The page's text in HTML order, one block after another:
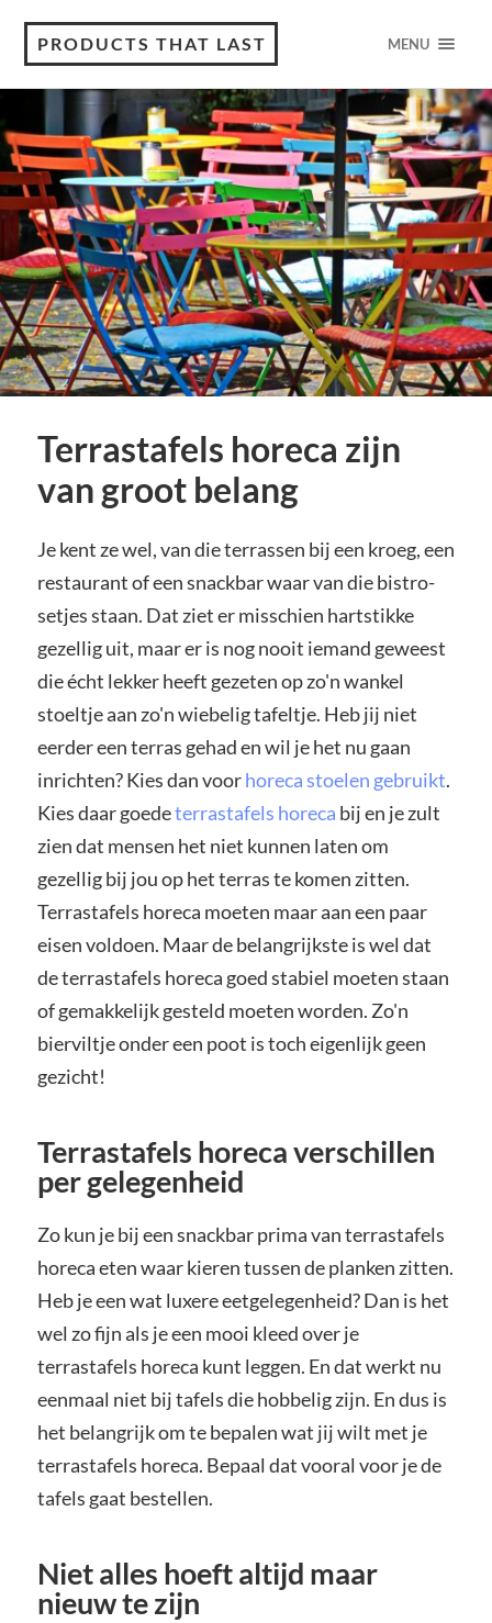
PRODUCTS THAT LAST MENU
Terrastafels horeca zijn
van groot belang
Je kent ze wel, van die terrassen bij een kroeg, een
restaurant of een snackbar waar van die bistro-
setjes staan. Dat ziet er misschien hartstikke
gezellig uit, maar er is nog nooit iemand geweest
die écht lekker heeft gezeten op zo'n wankel
stoeltje aan zo'n wiebelig tafeltje. Heb jij niet
eerder een terras gehad en wil je het nu gaan
inrichten? Kies dan voorhoreca stoelen gebruikt.
Kies daar goedeterrastafels horeca bij en je zult
zien dat mensen het niet kunnen laten om
gezellig bij jou op het terras te komen zitten.
Terrastafels horeca moeten maar aan een paar
eisen voldoen. Maar de belangrijkste is wel dat
de terrastafels horeca goed stabiel moeten staan
of gemakkelijk gesteld moeten worden. Zo'n
bierviltje onder een poot is toch eigenlijk geen
gezicht!
Terrastafels horeca verschillen
per gelegenheid
Zo kun je bij een snackbar prima van terrastafels
horeca eten waar kieren tussen de planken zitten.
Heb je een wat luxere eetgelegenheid? Dan is het
wel zo fijn als je een mooi kleed over je
terrastafels horeca kunt leggen. En dat werkt nu
eenmaal niet bij tafels die hobbelig zijn. En dus is
het belangrijk om te bepalen wat jij wilt met je
terrastafels horeca. Bepaal dat vooral voor je de
tafels gaat bestellen.
Niet alles hoeft altijd maar
nieuw te zijn